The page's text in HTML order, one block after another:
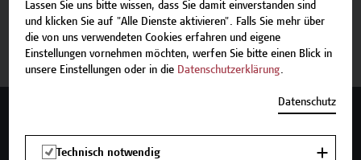
Termine und Anmeldung
Lassen Sie uns bitte wissen, dass Sie damit einverstanden sind
und klicken Sie auf "Alle Dienste aktivieren". Falls Sie mehr über
die von uns verwendeten Cookies erfahren und eigene
Einstellungen vornehmen möchten, werfen Sie bitte einen Blick in
unsere Einstellungen oder in die Datenschutzerklärung.
Datenschutz
Technisch notwendig